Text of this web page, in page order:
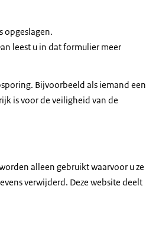
opgeslagen.
leest u in dat formulier meer
Bijvoorbeeld als iemand een
is voor de veiligheid van de
alleen gebruikt waarvoor u ze
verwijderd. Deze website deelt